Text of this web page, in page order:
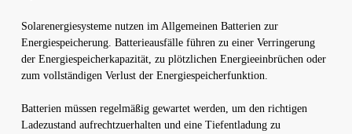
Solarenergiesysteme nutzen im Allgemeinen Batterien zur
Energiespeicherung. Batterieausfälle führen zu einer Verringerung
der Energiespeicherkapazität, zu plötzlichen Energieeinbrüchen oder
zum vollständigen Verlust der Energiespeicherfunktion.
Batterien müssen regelmäßig gewartet werden, um den richtigen
Ladezustand aufrechtzuerhalten und eine Tiefentladung zu